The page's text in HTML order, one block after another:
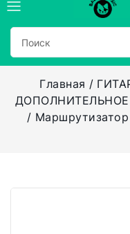
Главная
Маршрутизатор